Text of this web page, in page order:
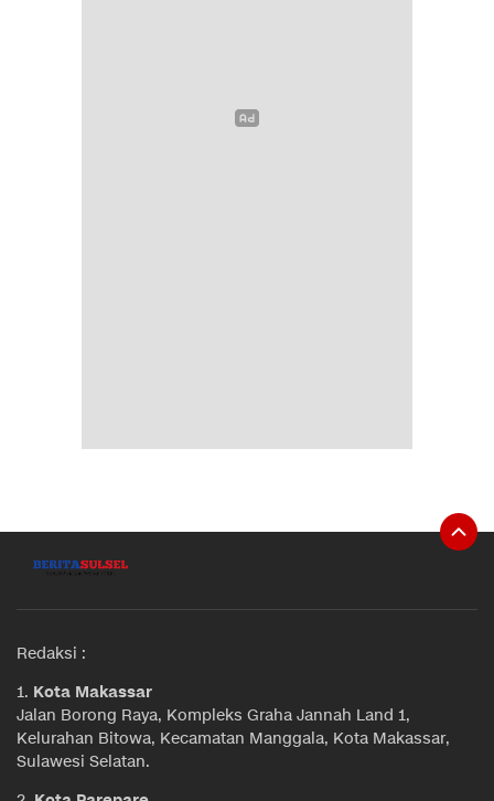
Redaksi :
1. Kota Makassar
Jalan Borong Raya, Kompleks Graha Jannah Land 1,
Kelurahan Bitowa, Kecamatan Manggala, Kota Makassar,
Sulawesi Selatan.